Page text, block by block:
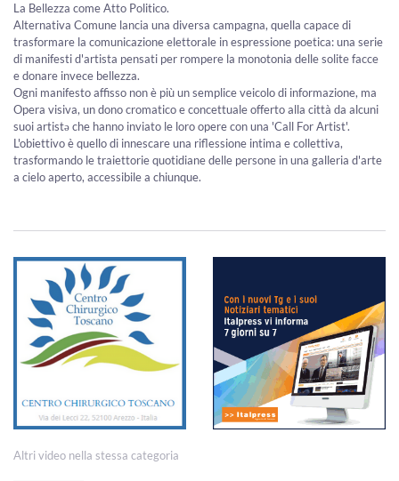
La Bellezza come Atto Politico.
Alternativa Comune lancia una diversa campagna, quella capace di
trasformare la comunicazione elettorale in espressione poetica: una serie
di manifesti d'artista pensati per rompere la monotonia delle solite facce
e donare invece bellezza.
Ogni manifesto affisso non è più un semplice veicolo di informazione, ma
Opera visiva, un dono cromatico e concettuale offerto alla città da alcuni
suoi artistə che hanno inviato le loro opere con una 'Call For Artist'.
L'obiettivo è quello di innescare una riflessione intima e collettiva,
trasformando le traiettorie quotidiane delle persone in una galleria d'arte
a cielo aperto, accessibile a chiunque.
Altri video nella stessa categoria